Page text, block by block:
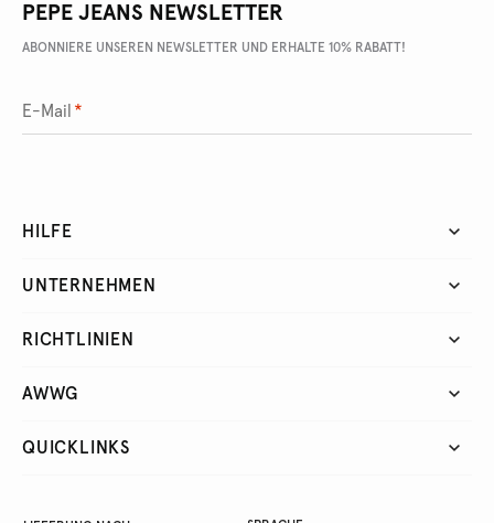
PEPE JEANS NEWSLETTER
ABONNIERE UNSEREN NEWSLETTER UND ERHALTE 10% RABATT!
E-Mail *
HILFE
UNTERNEHMEN
RICHTLINIEN
AWWG
QUICKLINKS